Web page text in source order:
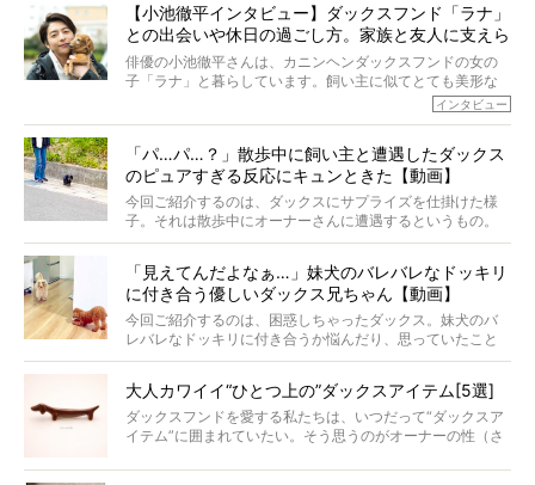
か届きますように。
く」というオーナーさんのポリシーのもと、甘やかさずに
育てられ、18歳になるまで定期検査すらしたことがなかっ
たというココアくん。果たしてその長生きの秘訣とは。
【小池徹平インタビュー】ダックスフンド「ラナ」
との出会いや休日の過ごし方。家族と友人に支えら
れてー
俳優の小池徹平さんは、カニンヘンダックスフンドの女の
子「ラナ」と暮らしています。飼い主に似てとても美形な
ラナは、現在８才。小池さんのインスタグラムでは、ラナ
ケメンから愛されているラナは、去年の誕生日に小池さん
からプレゼントしてもらったハーネスをつけて撮影に参加
してくれました。
インタビュー
「パ…パ…？」散歩中に飼い主と遭遇したダックス
のピュアすぎる反応にキュンときた【動画】
今回ご紹介するのは、ダックスにサプライズを仕掛けた様
子。それは散歩中にオーナーさんに遭遇するというもの。
戸惑って歩きを止めたり、すぐに気付いて追いかけたり、
「見えてんだよなぁ…」妹犬のバレバレなドッキリ
に付き合う優しいダックス兄ちゃん【動画】
今回ご紹介するのは、困惑しちゃったダックス。妹犬のバ
レバレなドッキリに付き合うか悩んだり、思っていたこと
と違う事態に陥ったり。そんなお悩み全開なダックスの様
大人カワイイ“ひとつ上の”ダックスアイテム[5選]
ダックスフンドを愛する私たちは、いつだって“ダックスア
イテム”に囲まれていたい。そう思うのがオーナーの性（さ
ムをご紹介。